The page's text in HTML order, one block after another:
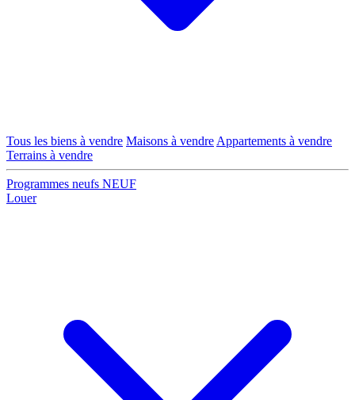
Tous les biens à vendre Maisons à vendre Appartements à vendre
Terrains à vendre
Programmes neufs NEUF
Louer